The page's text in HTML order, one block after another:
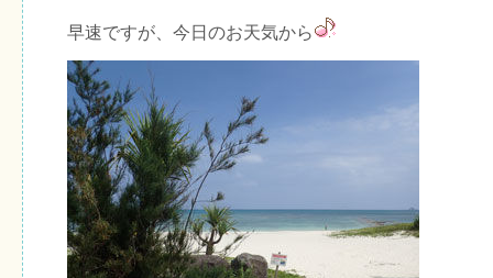
早速ですが、今日のお天気から